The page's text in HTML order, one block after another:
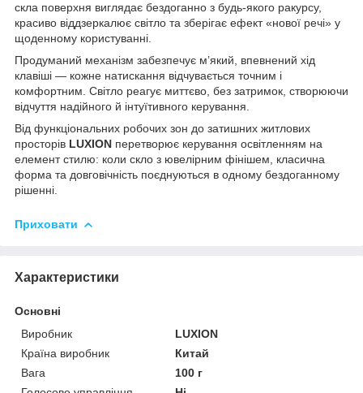
скла поверхня виглядає бездоганно з будь-якого ракурсу,
красиво віддзеркалює світло та зберігає ефект «нової речі» у
щоденному користуванні.
Продуманий механізм забезпечує м’який, впевнений хід
клавіші — кожне натискання відчувається точним і
комфортним. Світло реагує миттєво, без затримок, створюючи
відчуття надійного й інтуїтивного керування.
Від функціональних робочих зон до затишних житлових
просторів LUXION перетворює керування освітленням на
елемент стилю: коли скло з ювелірним фінішем, класична
форма та довговічність поєднуються в одному бездоганному
рішенні.
Приховати
Характеристики
Основні
Виробник
LUXION
Країна виробник
Китай
Вага
100 г